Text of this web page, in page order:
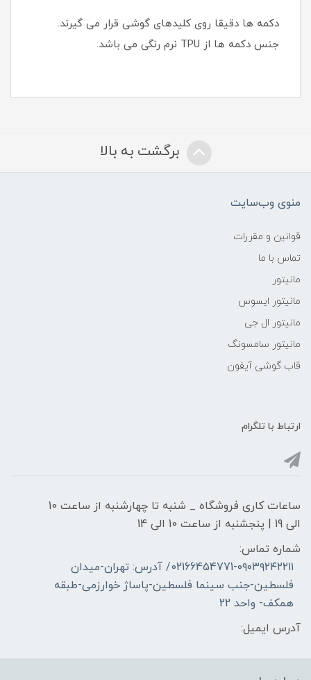
دکمه ها دقیقا روی کلیدهای گوشی قرار می گیرند.
جنس دکمه ها از TPU نرم رنگی می‌ باشد.
برگشت به بالا
منوی وب‌سایت
قوانین و مقررات
تماس با ما
مانیتور
مانیتور ایسوس
مانیتور ال جی
مانیتور سامسونگ
قاب گوشی آیفون
ارتباط با تلگرام
ساعات کاری فروشگاه _ شنبه تا چهارشنبه از ساعت 10
الی 19 | پنجشنبه از ساعت 10 الی 14
شماره تماس:
02166454771-۰۹۰۳۹۲۴۲۲۱۱/ آدرس: تهران-میدان
فلسطین-جنب سینما فلسطین-پاساژ خوارزمی-طبقه
همکف- واحد 22
آدرس ایمیل: